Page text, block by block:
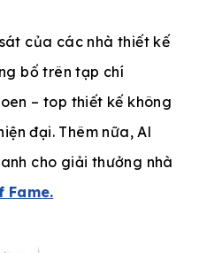
của các nhà thiết kế
bố trên tạp chí
– top thiết kế không
đại. Thêm nữa, Al
cho giải thưởng nhà
Fame.